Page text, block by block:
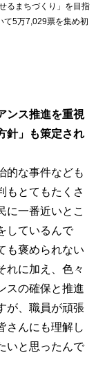
るまちづくり」を目指
て5万7,029票を集め初
ンス推進を重視
針」も策定され
的な事件なども
もとてもたくさ
に一番近いとこ
しているんで
も褒められない
れに加え、色々
スの確保と推進
が、職員が頑張
さんにも理解し
いと思ったんで